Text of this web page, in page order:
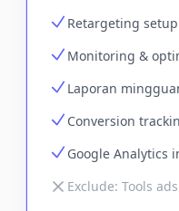
Retargeting setup
Monitoring &
Laporan
Conversion
Google Analytics
Exclude: Tools